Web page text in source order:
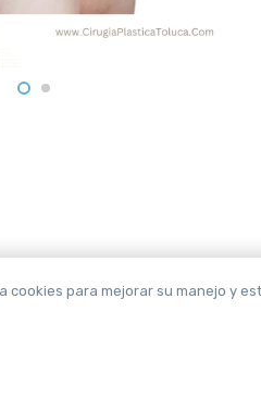
cookies para mejorar su manejo y